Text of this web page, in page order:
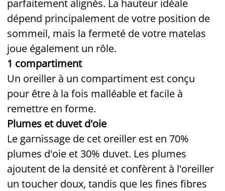
parfaitement alignés. La hauteur idéale
dépend principalement de votre position de
sommeil, mais la fermeté de votre matelas
joue également un rôle.
1 compartiment
Un oreiller à un compartiment est conçu
pour être à la fois malléable et facile à
remettre en forme.
Plumes et duvet d'oie
Le garnissage de cet oreiller est en 70%
plumes d'oie et 30% duvet. Les plumes
ajoutent de la densité et confèrent à l'oreiller
un toucher doux, tandis que les fines fibres